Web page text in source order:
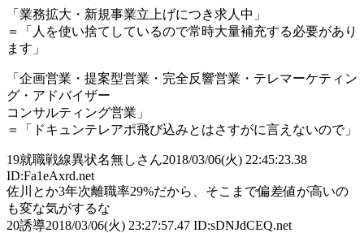
「業務拡大・新規事業立上げにつき求人中」
＝「人を使い捨てしているので常時大量補充する必要があり
ます」
「企画営業・提案型営業・完全反響営業・テレマーケティン
グ・アドバイザー
コンサルティング営業」
＝「ドキュンテレアポ飛び込みとはさすがに言えないので」
19就職戦線異状名無しさん2018/03/06(火) 22:45:23.38
ID:Fa1eAxrd.net
佐川とか3年次離職率29%だから、そこまで偏差値が高いの
も変な気がするな
20誘導2018/03/06(火) 23:27:57.47 ID:sDNJdCEQ.net